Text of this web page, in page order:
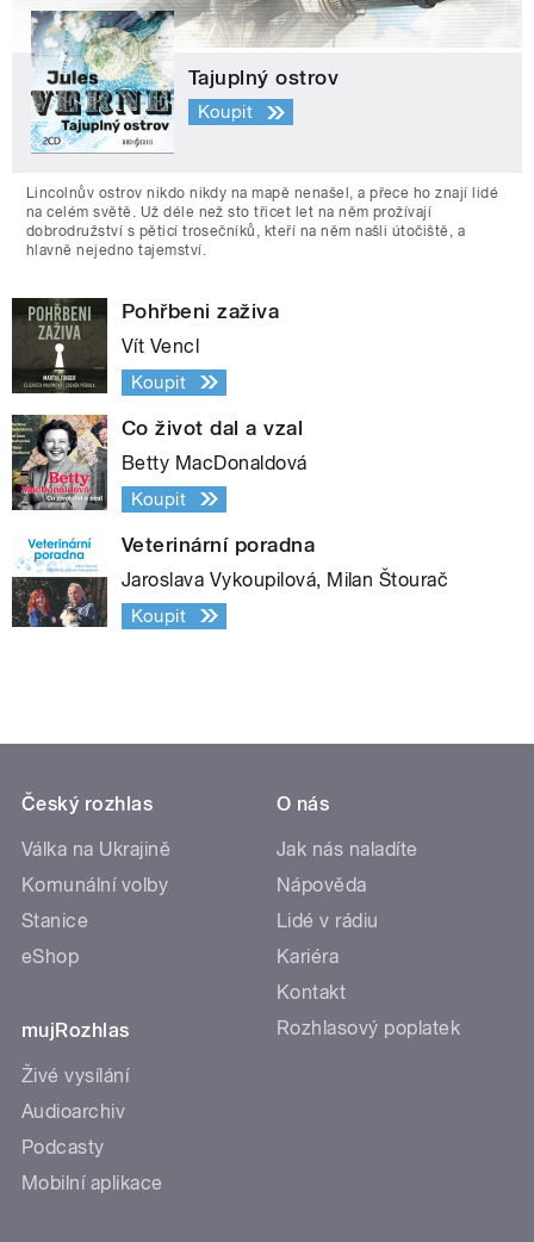
Tajuplný ostrov
Koupit
Lincolnův ostrov nikdo nikdy na mapě nenašel, a přece ho znají lidé
na celém světě. Už déle než sto třicet let na něm prožívají
dobrodružství s pěticí trosečníků, kteří na něm našli útočiště, a
hlavně nejedno tajemství.
Pohřbeni zaživa
Vít Vencl
Koupit
Co život dal a vzal
Betty MacDonaldová
Koupit
Veterinární poradna
Jaroslava Vykoupilová, Milan Štourač
Koupit
Český rozhlas
Válka na Ukrajině
Komunální volby
Stanice
eShop
mujRozhlas
Živé vysílání
Audioarchiv
Podcasty
Mobilní aplikace
O nás
Jak nás naladíte
Nápověda
Lidé v rádiu
Kariéra
Kontakt
Rozhlasový poplatek